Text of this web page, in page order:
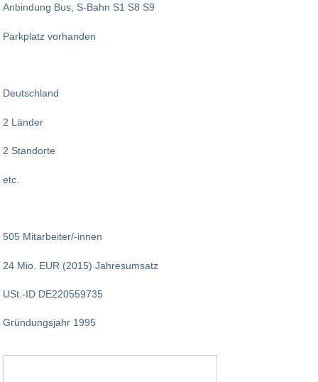
Anbindung Bus, S-Bahn S1 S8 S9
Parkplatz vorhanden
Deutschland
2 Länder
2 Standorte
etc.
505 Mitarbeiter/-innen
24 Mio. EUR (2015) Jahresumsatz
USt.-ID DE220559735
Gründungsjahr 1995